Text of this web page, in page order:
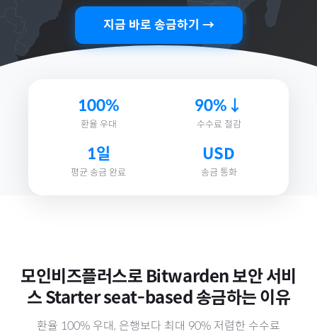
지금 바로 송금하기 →
100%
환율 우대
90%↓
수수료 절감
1일
평균 송금 완료
USD
송금 통화
모인비즈플러스로 Bitwarden 보안 서비
스 Starter seat-based 송금하는 이유
환율 100% 우대, 은행보다 최대 90% 저렴한 수수료